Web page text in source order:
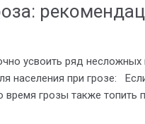
усвоить ряд
населения при грозе:
грозы также топить